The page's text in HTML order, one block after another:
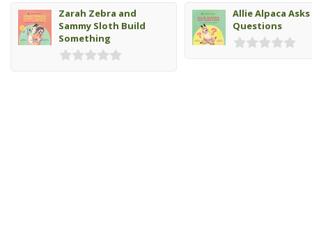
Zarah Zebra and
Sammy Sloth Build
Something
Allie Alpaca Asks
Questions